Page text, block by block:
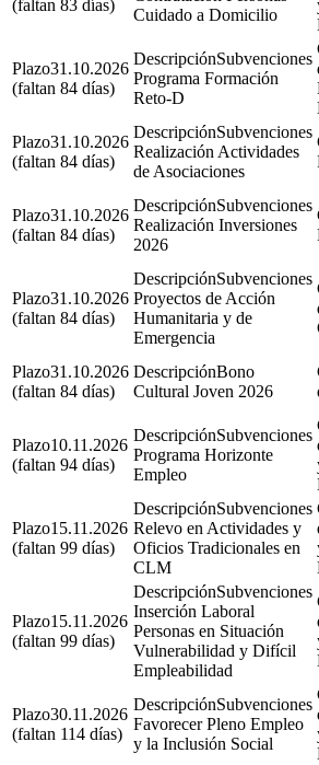
(faltan 83 días)
Cuidado a Domicilio
31.10.2026
(faltan 84 días)
Subvenciones
Programa Formación
Reto-D
31.10.2026
(faltan 84 días)
Subvenciones
Realización Actividades
de Asociaciones
31.10.2026
(faltan 84 días)
Subvenciones
Realización Inversiones
2026
31.10.2026
(faltan 84 días)
Subvenciones
Proyectos de Acción
Humanitaria y de
Emergencia
31.10.2026
(faltan 84 días)
Bono
Cultural Joven 2026
10.11.2026
(faltan 94 días)
Subvenciones
Programa Horizonte
Empleo
15.11.2026
(faltan 99 días)
Subvenciones
Relevo en Actividades y
Oficios Tradicionales en
CLM
15.11.2026
(faltan 99 días)
Subvenciones
Inserción Laboral
Personas en Situación
Vulnerabilidad y Difícil
Empleabilidad
30.11.2026
(faltan 114 días)
Subvenciones
Favorecer Pleno Empleo
y la Inclusión Social